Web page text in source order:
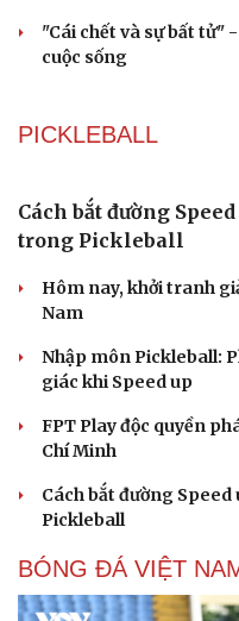
Cuốn sách giúp
"Bẫy bản năng - Trực
Truyện ngắn: Khoảng
Truyện ngắn "Trong
"Cái chết và sự bất tử"
cuộc sống
PICKLEBALL